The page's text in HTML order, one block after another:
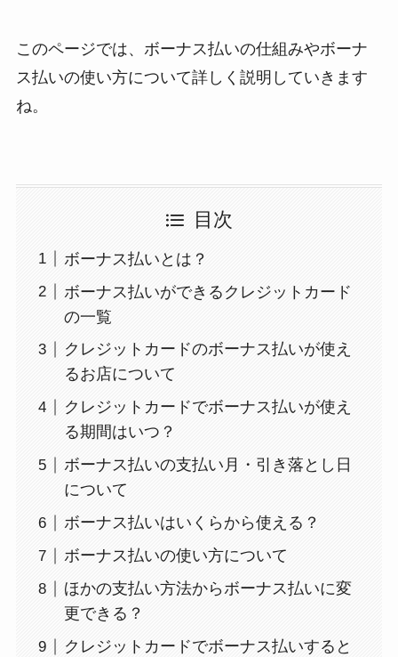
このページでは、ボーナス払いの仕組みやボーナ
ス払いの使い方について詳しく説明していきます
ね。
目次
ボーナス払いとは？
ボーナス払いができるクレジットカード
の一覧
クレジットカードのボーナス払いが使え
るお店について
クレジットカードでボーナス払いが使え
る期間はいつ？
ボーナス払いの支払い月・引き落とし日
について
ボーナス払いはいくらから使える？
ボーナス払いの使い方について
ほかの支払い方法からボーナス払いに変
更できる？
クレジットカードでボーナス払いすると